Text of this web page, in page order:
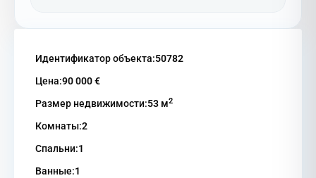
Идентификатор объекта:50782
Цена:90 000 €
Размер недвижимости:53 м2
Комнаты:2
Спальни:1
Ванные:1